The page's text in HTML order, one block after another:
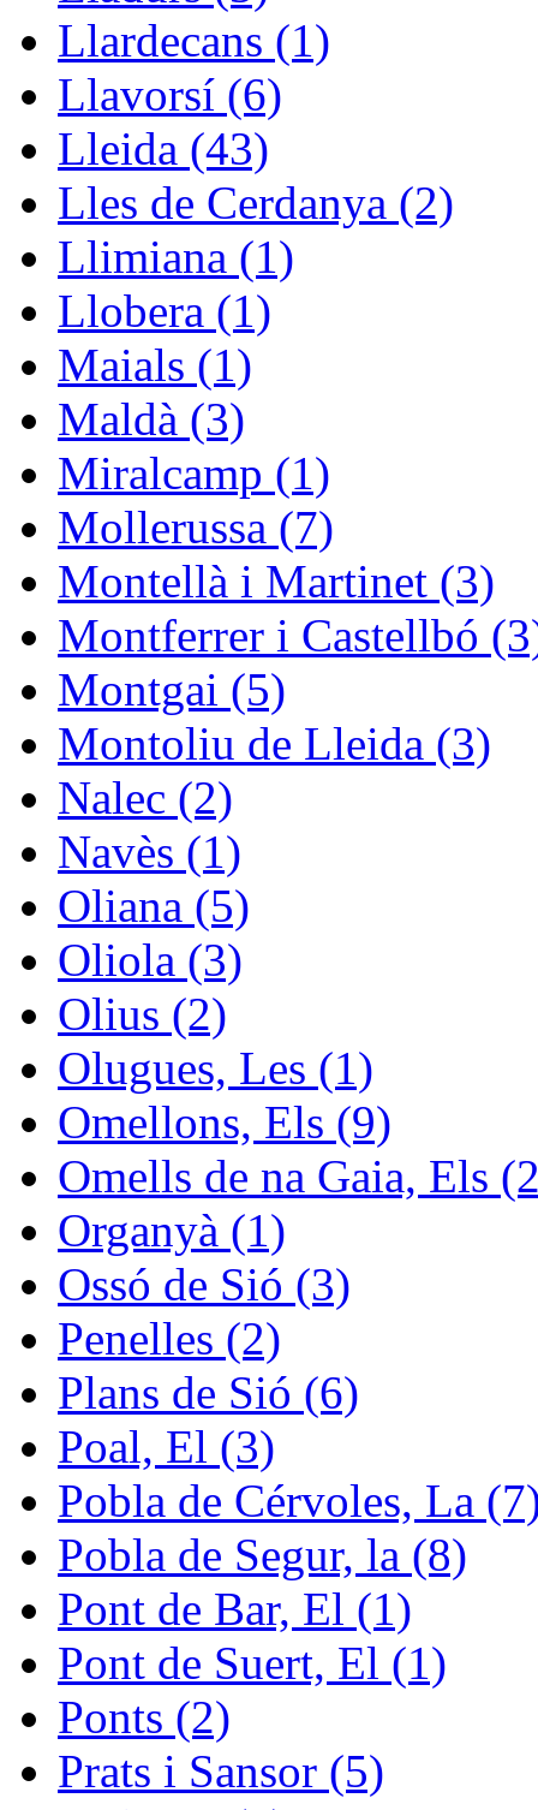
Llardecans (1)
Llavorsí (6)
Lleida (43)
Lles de Cerdanya (2)
Llimiana (1)
Llobera (1)
Maials (1)
Maldà (3)
Miralcamp (1)
Mollerussa (7)
Montellà i Martinet (3)
Montferrer i Castellbó
Montgai (5)
Montoliu de Lleida (3)
Nalec (2)
Navès (1)
Oliana (5)
Oliola (3)
Olius (2)
Olugues, Les (1)
Omellons, Els (9)
Omells de na Gaia, Els
Organyà (1)
Ossó de Sió (3)
Penelles (2)
Plans de Sió (6)
Poal, El (3)
Pobla de Cérvoles, La
Pobla de Segur, la (8)
Pont de Bar, El (1)
Pont de Suert, El (1)
Ponts (2)
Prats i Sansor (5)